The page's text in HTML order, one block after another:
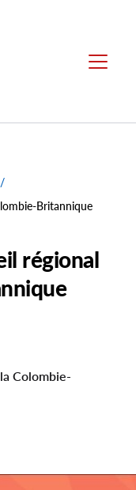
Menu
/
Britannique
régional
Colombie-